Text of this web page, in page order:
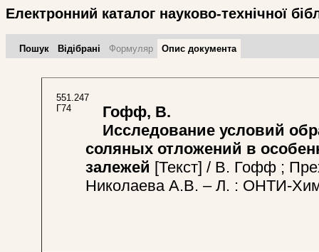
Електронний каталог науково-технічної
Пошук Відібрані Формуляр Опис документа
551.247
Г74
Гофф, В.
Исследование условий
соляных отложений в
залежей [Текст] / В. Гофф ;
Николаева А.В. – Л. : ОНТИ-